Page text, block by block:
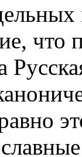
что